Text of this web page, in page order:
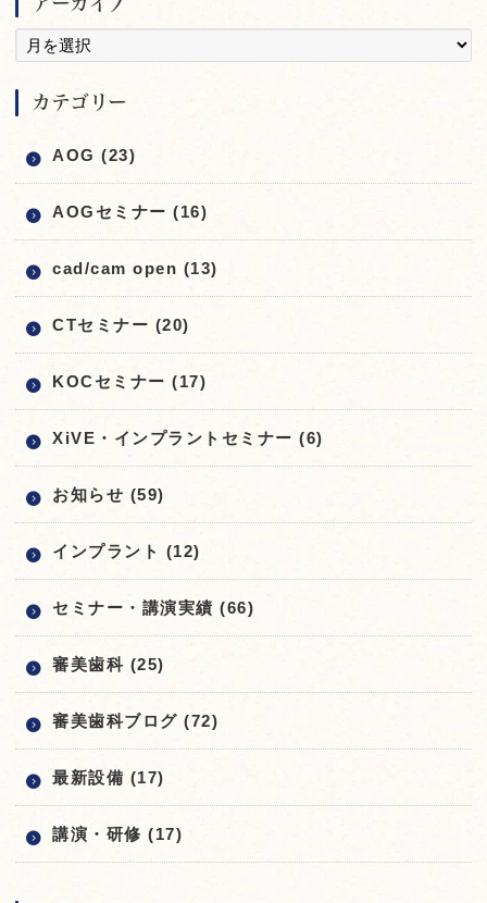
カテゴリー
AOG (23)
AOGセミナー (16)
cad/cam open (13)
CTセミナー (20)
KOCセミナー (17)
XiVE・インプラントセミナー (6)
お知らせ (59)
インプラント (12)
セミナー・講演実績 (66)
審美歯科 (25)
審美歯科ブログ (72)
最新設備 (17)
講演・研修 (17)